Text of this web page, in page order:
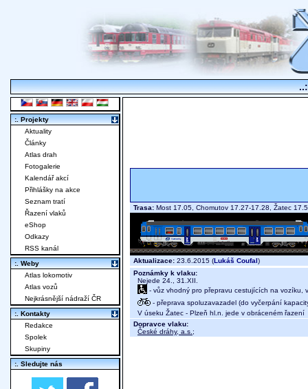
Trasa: Most 17.05, Chomutov 17.27-17.28, Žatec
Aktualizace: 23.6.2015 (Lukáš Coufal)
Poznámky k vlaku:
Nejede 24., 31.XII.
- vůz vhodný pro přepravu cestujících na vozíku,
- přeprava spoluzavazadel (do vyčerpání
V úseku Žatec - Plzeň hl.n. jede v obráceném řazení
Dopravce vlaku:
České dráhy, a.s. ;
:. Projekty
Aktuality
Články
Atlas drah
Fotogalerie
Kalendář akcí
Přihlášky na akce
Seznam tratí
Řazení vlaků
eShop
Odkazy
RSS kanál
:. Weby
Atlas lokomotiv
Atlas vozů
Nejkrásnější nádraží ČR
:. Kontakty
Redakce
Spolek
Skupiny
:. Sledujte nás